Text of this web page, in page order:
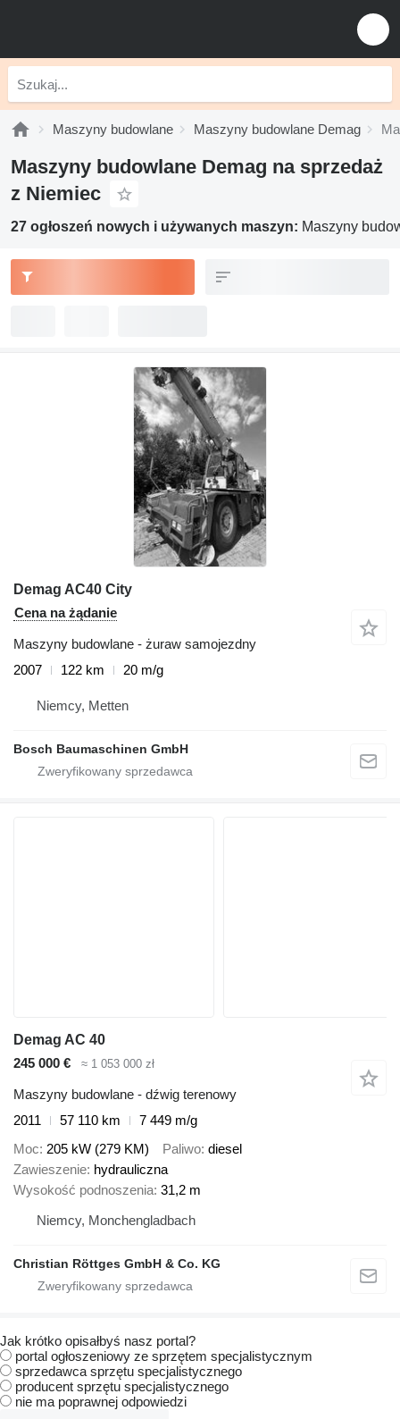
Maszyny budowlane Maszyny budowlane Demag
Maszyny budowlane Demag na sprzedaż
z Niemiec
27 ogłoszeń nowych i używanych maszyn: Maszyny
Demag AC40 City
Cena na żądanie
Maszyny budowlane - żuraw samojezdny
2007
122 km 20 m/g
Niemcy, Metten
Bosch Baumaschinen GmbH
Demag AC 40
245 000 €
≈ 1 053 000 zł
Maszyny budowlane - dźwig terenowy
2011
57 110 km
7 449 m/g
Moc 205 kW (279 KM) Paliwo diesel
Zawieszenie hydrauliczna
Wysokość podnoszenia 31,2 m
Niemcy, Monchengladbach
Christian Röttges GmbH & Co. KG
Jak krótko opisałbyś nasz portal?
portal ogłoszeniowy ze sprzętem specjalistycznym
sprzedawca sprzętu specjalistycznego
producent sprzętu specjalistycznego
nie ma poprawnej odpowiedzi